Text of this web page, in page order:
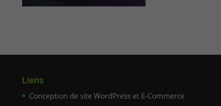
Liens
Conception de site WordPress et E-Commerce